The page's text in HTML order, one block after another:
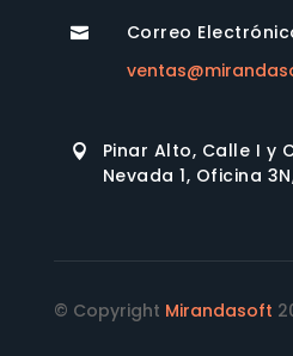

Correo

Pinar Alto, Calle I y
Nevada 1, Oficina
© Copyright Mirandasoft